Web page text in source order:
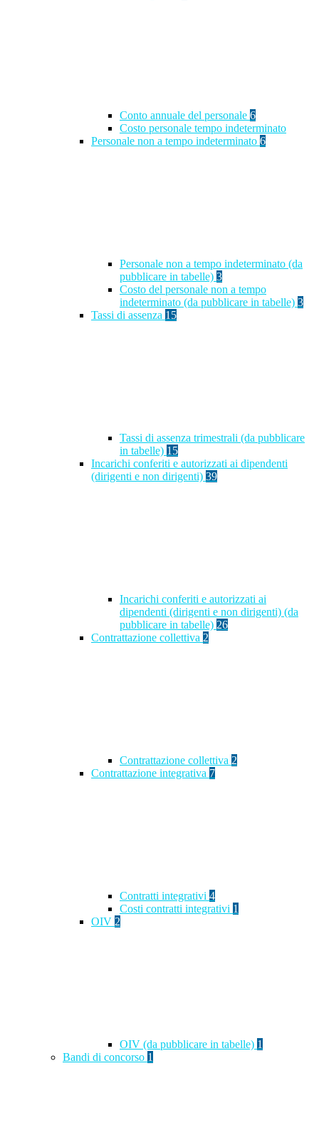
Conto annuale del personale 6
Costo personale tempo indeterminato
Personale non a tempo indeterminato 6
Personale non a tempo indeterminato (da
pubblicare in tabelle) 3
Costo del personale non a tempo
indeterminato (da pubblicare in tabelle) 3
Tassi di assenza 15
Tassi di assenza trimestrali (da pubblicare
in tabelle) 15
Incarichi conferiti e autorizzati ai dipendenti
(dirigenti e non dirigenti) 39
Incarichi conferiti e autorizzati ai
dipendenti (dirigenti e non dirigenti) (da
pubblicare in tabelle) 26
Contrattazione collettiva 2
Contrattazione collettiva 2
Contrattazione integrativa 7
Contratti integrativi 4
Costi contratti integrativi 1
OIV 2
OIV (da pubblicare in tabelle) 1
Bandi di concorso 1